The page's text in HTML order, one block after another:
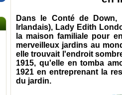
Dans le Conté de
Irlandais), Lady Edith
la maison familiale pour
merveilleux jardins au
elle trouvait l'endroit
1915, qu'elle en tomba
1921 en entreprenant la
du jardin.